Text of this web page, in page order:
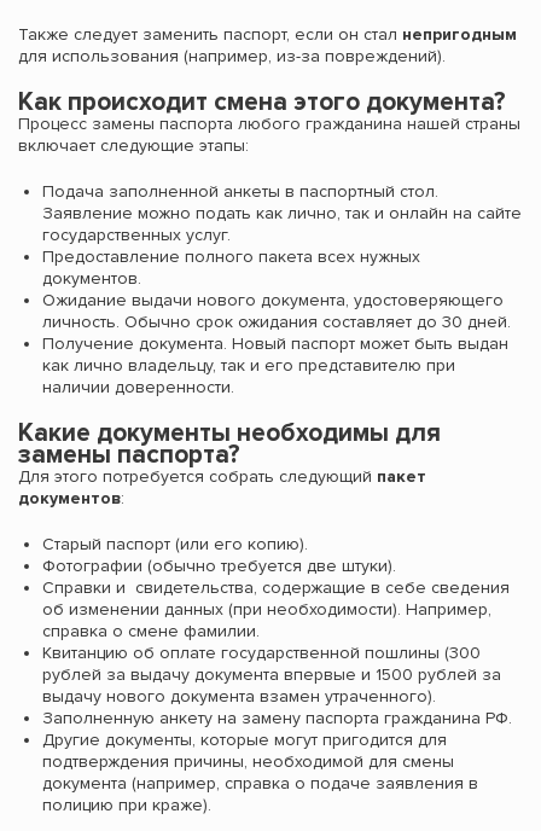
Также следует заменить паспорт, если он стал непригодным
для использования (например, из-за повреждений).
Как происходит смена этого документа?
Процесс замены паспорта любого гражданина нашей страны
включает следующие этапы:
Подача заполненной анкеты в паспортный стол.
Заявление можно подать как лично, так и онлайн на сайте
государственных услуг.
Предоставление полного пакета всех нужных
документов.
Ожидание выдачи нового документа, удостоверяющего
личность. Обычно срок ожидания составляет до 30 дней.
Получение документа. Новый паспорт может быть выдан
как лично владельцу, так и его представителю при
наличии доверенности.
Какие документы необходимы для
замены паспорта?
Для этого потребуется собрать следующий пакет
документов:
Старый паспорт (или его копию).
Фотографии (обычно требуется две штуки).
Справки и свидетельства, содержащие в себе сведения
об изменении данных (при необходимости). Например,
справка о смене фамилии.
Квитанцию об оплате государственной пошлины (300
рублей за выдачу документа впервые и 1500 рублей за
выдачу нового документа взамен утраченного).
Заполненную анкету на замену паспорта гражданина РФ.
Другие документы, которые могут пригодится для
подтверждения причины, необходимой для смены
документа (например, справка о подаче заявления в
полицию при краже).